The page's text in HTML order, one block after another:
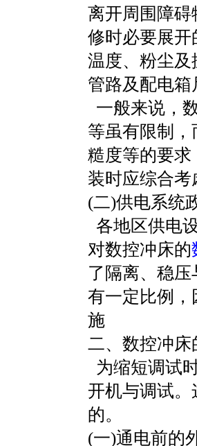
离开周围障
修时必要展
温度、粉尘
管路及配电箱
一般来说，
等虽有限制
糙度等的要
装时应综合
(二)供电系统
各地区供电
对数控冲床的
了隔离、稳
有一定比例
施
二、数控冲
为缩短调试
开机与调试
的。
(一)通电前的